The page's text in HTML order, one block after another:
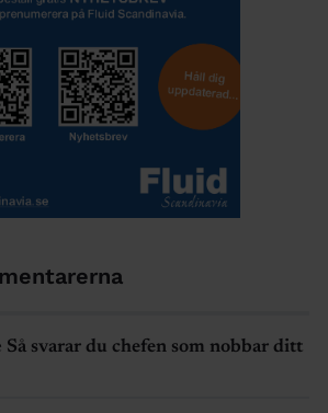
Så svarar du chefen som nobbar ditt